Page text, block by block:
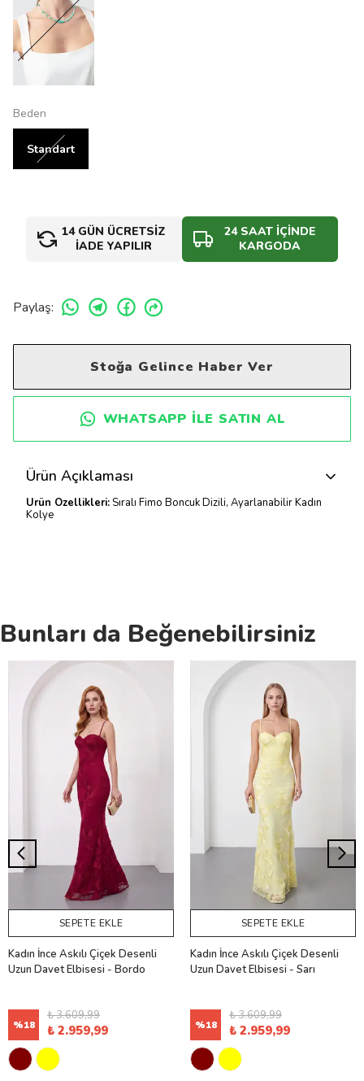
Beden
Standart
14 GÜN ÜCRETSİZ
İADE YAPILIR
24 SAAT İÇİNDE
KARGODA
Paylaş:
Stoğa Gelince Haber Ver
WHATSAPP ILE SATIN AL
Ürün Açıklaması
Ürün Özellikleri: Sıralı Fimo Boncuk Dizili, Ayarlanabilir Kadın
Kolye
Bunları da Beğenebilirsiniz
SEPETE EKLE
Kadın İnce Askılı Çiçek Desenli
Uzun Davet Elbisesi - Bordo
%18
₺ 3.609,99
₺ 2.959,99
SEPETE EKLE
Kadın İnce Askılı Çiçek Desenli
Uzun Davet Elbisesi - Sarı
%18
₺ 3.609,99
₺ 2.959,99